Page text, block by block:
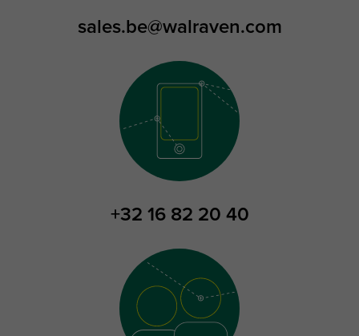
sales.be@walraven.com
+32 16 82 20 40